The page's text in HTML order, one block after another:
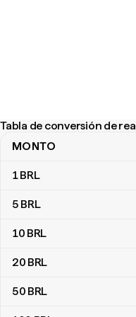
Tabla de conversión de
Tabla de conversión de
MONTO
1BRL
5 BRL
10 BRL
20 BRL
50 BRL